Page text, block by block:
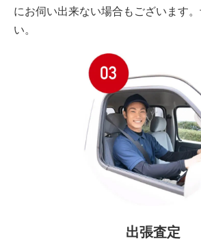
にお伺い出来ない場合もございます
い。
出張査定